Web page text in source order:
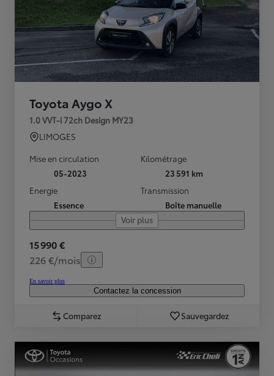
Toyota Aygo X
1.0 VVT-i 72ch Design MY23
LIMOGES
Mise en circulation
05-2023
Kilométrage
23 591 km
Energie
Essence
Transmission
Boîte manuelle
Voir plus
15 990 €
226 €/mois
En savoir plus
Contactez la concession
Comparez Sauvegardez